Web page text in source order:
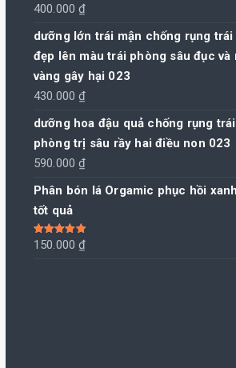
400.000₫
dưỡng lớn trái mận chống rụng trái
đẹp lên màu trái phòng sâu đục và
vàng gây hại 023
430.000₫
dưỡng hoa đậu quả chống rụng
phòng trị sâu rầy hai điều non 023
590.000₫
Phân bón lá Orgamic phục hồi
tốt quả
Được xếp
hạng 5.00 5
150.000₫